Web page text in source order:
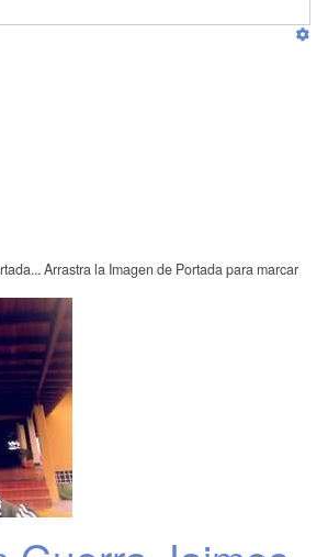
Arrastra la Imagen de Portada para marcar